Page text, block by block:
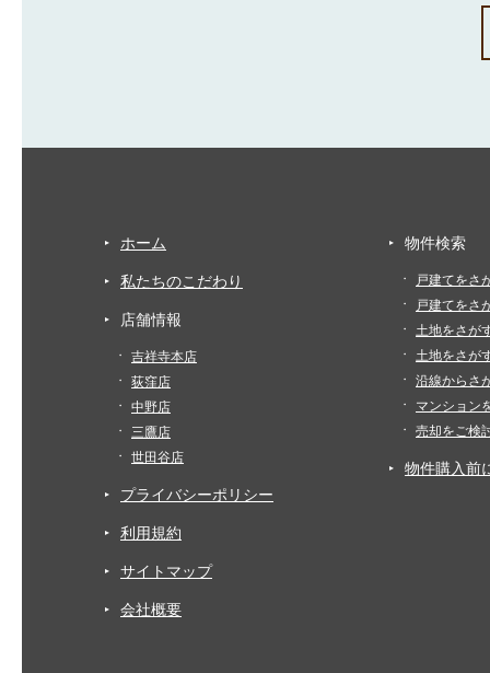
ホーム
私たちのこだわり
店舗情報
吉祥寺本店
荻窪店
中野店
三鷹店
世田谷店
プライバシーポリシー
利用規約
サイトマップ
会社概要
物件検索
戸建てをさ
戸建てをさ
土地をさが
土地をさが
沿線からさ
マンション
売却をご検
物件購入前